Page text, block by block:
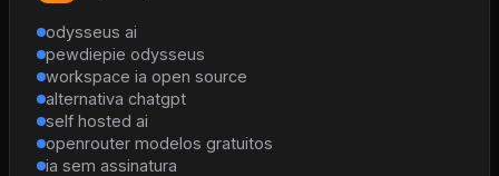
odysseus ai
pewdiepie odysseus
workspace ia open source
alternativa chatgpt
self hosted ai
openrouter modelos gratuitos
ia sem assinatura